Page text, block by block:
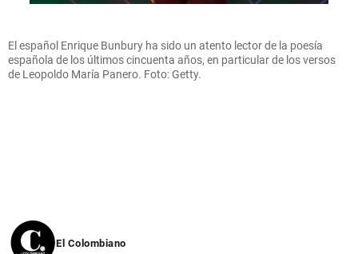
El español Enrique Bunbury ha sido un atento lector de la poesía
española de los últimos cincuenta años, en particular de los versos
de Leopoldo María Panero. Foto: Getty.
El Colombiano